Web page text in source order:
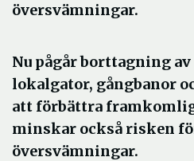
översvämningar.
Nu pågår borttagning av
lokalgator, gångbanor
att förbättra
minskar också risken
översvämningar.